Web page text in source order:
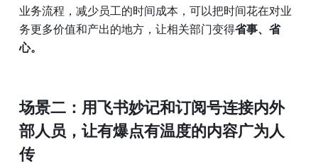
业务流程，减少员工的时间成本，可以把时间花在对业
务更多价值和产出的地方，让相关部门变得省事、省
心。
场景二：用飞书妙记和订阅号连接内外
部人员，让有爆点有温度的内容广为人
传